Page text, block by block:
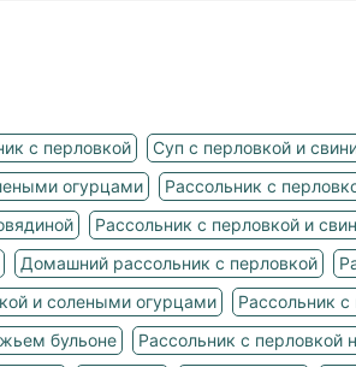
с перловкой Суп с перловкой и
огурцами
Рассольник с
Рассольник с перловкой и
Домашний рассольник с перловкой
и солеными огурцами
Рассольник
бульоне
Рассольник с перловкой